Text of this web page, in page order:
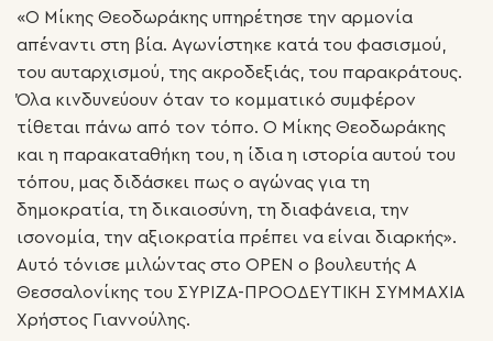
«Ο Μίκης Θεοδωράκης υπηρέτησε την αρμονία
απέναντι στη βία. Αγωνίστηκε κατά του φασισμού,
του αυταρχισμού, της ακροδεξιάς, του παρακράτους.
Όλα κινδυνεύουν όταν το κομματικό συμφέρον
τίθεται πάνω από τον τόπο. Ο Μίκης Θεοδωράκης
και η παρακαταθήκη του, η ίδια η ιστορία αυτού του
τόπου, μας διδάσκει πως ο αγώνας για τη
δημοκρατία, τη δικαιοσύνη, τη διαφάνεια, την
ισονομία, την αξιοκρατία πρέπει να είναι διαρκής».
Αυτό τόνισε μιλώντας στο OPEN ο βουλευτής Α
Θεσσαλονίκης του ΣΥΡΙΖΑ-ΠΡΟΟΔΕΥΤΙΚΗ ΣΥΜΜΑΧΙΑ
Χρήστος Γιαννούλης.